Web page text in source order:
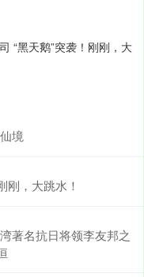
“黑天鹅”突袭！刚刚，大
境
刚，大跳水！
著名抗日将领李友邦之